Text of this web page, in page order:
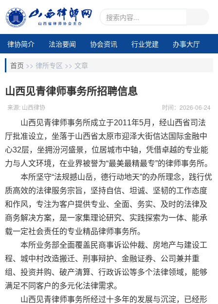
律协简介 法治要闻 协会资讯 行业党建
办事大厅
地市动态
业务交流
首页 >> 律所专区 >> 文章
山西见青律师事务所招聘信息
来源: 山西律协
时间：2026-06-24
山西见青律师事务所成立于2011年5月，经山西省司法
厅批准设立，坐落于山西省太原市迎泽大街信达国际金融中
心32层，坐拥汾河盛景，位居城市中轴，凭借卓越的专业能
力与人文环境，在业界被誉为“最美最精最专”的律师事务所。
本所坚守“法规撼山岳，德行动地天”的办所理念，践行优
质高效的法律服务宗旨，坚持自信、坦诚、坚韧的工作态度
和作风，专注为客户提供专业、全面、务实、及时的法律及
商务解决方案，是一家集理论研究、实践探索为一体、能承
载一定社会责任的专业精品律师事务所。
本所业务部全面覆盖民商事诉讼仲裁、房地产与建设工
程、城中村改造搬迁、刑事辩护、金融证券、公司兼并重
组、投资并购、破产清算、行政诉讼等多个法律领域，能够
满足不同客户的多元化法律需求。
山西见青律师事务所经过十多年的发展与沉淀，已经形